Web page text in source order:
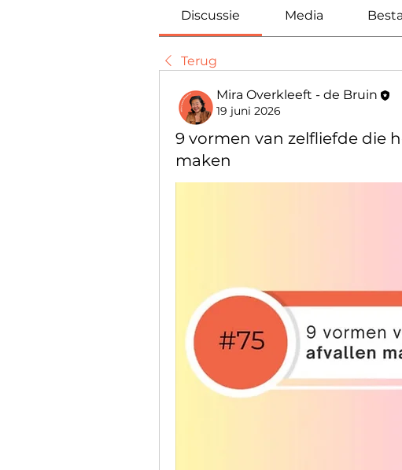
Discussie Media
Terug
Mira Overkleeft - de Bruin
19 juni 2026
9 vormen van zelfliefde die
maken